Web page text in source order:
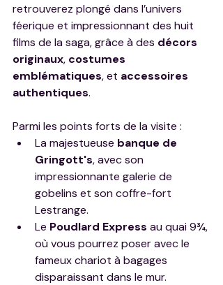
retrouverez plongé dans l’univers
féerique et impressionnant des huit
films de la saga, grâce à des décors
originaux, costumes
emblématiques, et accessoires
authentiques.
Parmi les points forts de la visite :
La majestueuse banque de
Gringott's, avec son
impressionnante galerie de
gobelins et son coffre-fort
Lestrange.
Le Poudlard Express au quai 9¾,
où vous pourrez poser avec le
fameux chariot à bagages
disparaissant dans le mur.